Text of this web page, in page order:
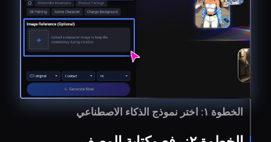
الخطوة ١: اختر نموذج الذكاء الاصطناعي